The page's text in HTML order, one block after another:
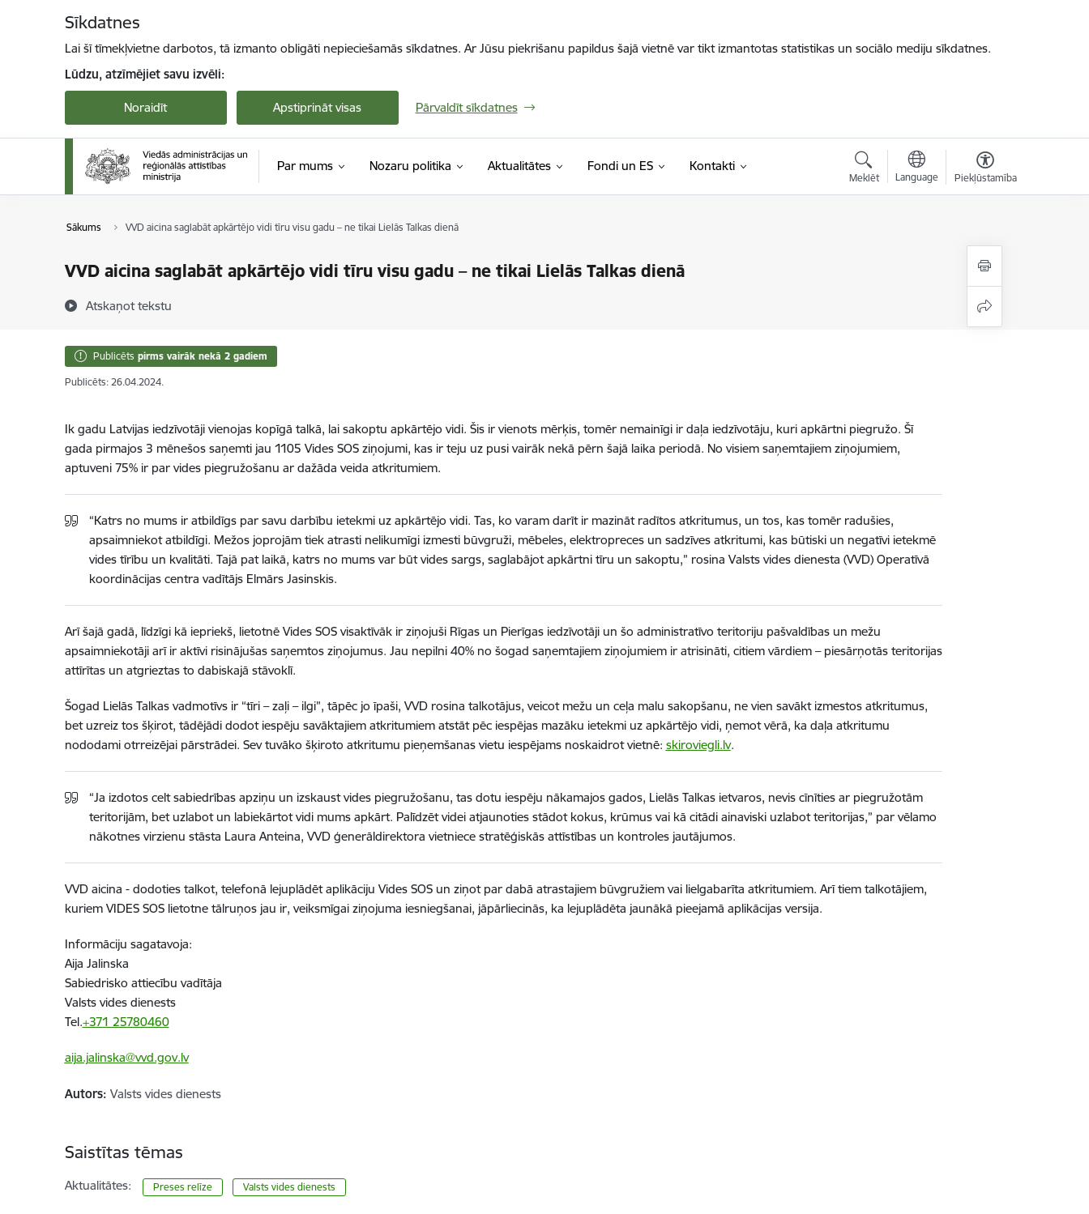
Sīkdatnes
Lai šī tīmekļvietne darbotos, tā izmanto obligāti nepieciešamās sīkdatnes. Ar Jūsu piekrišanu papildus šajā vietnē var tikt izmantotas statistikas un sociālo mediju sīkdatnes.
Lūdzu, atzīmējiet savu izvēli:
Noraidīt Apstiprināt visas Pārvaldīt sīkdatnes
Par mums Nozaru politika Aktualitātes Fondi un ES Kontakti
Meklēt Language Piekļūstamība
Sākums VVD aicina saglabāt apkārtējo vidi tīru visu gadu – ne tikai Lielās Talkas dienā
VVD aicina saglabāt apkārtējo vidi tīru visu gadu – ne tikai Lielās Talkas dienā
Atskaņot tekstu
Publicēts pirms vairāk nekā 2 gadiem
Publicēts: 26.04.2024.
Ik gadu Latvijas iedzīvotāji vienojas kopīgā talkā, lai sakoptu apkārtējo vidi. Šis ir vienots mērķis, tomēr nemainīgi ir daļa iedzīvotāju, kuri apkārtni piegružo. Šī
gada pirmajos 3 mēnešos saņemti jau 1105 Vides SOS ziņojumi, kas ir teju uz pusi vairāk nekā pērn šajā laika periodā. No visiem saņemtajiem ziņojumiem,
aptuveni 75% ir par vides piegružošanu ar dažāda veida atkritumiem.
“Katrs no mums ir atbildīgs par savu darbību ietekmi uz apkārtējo vidi. Tas, ko varam darīt ir mazināt radītos atkritumus, un tos, kas tomēr radušies,
apsaimniekot atbildīgi. Mežos joprojām tiek atrasti nelikumīgi izmesti būvgruži, mēbeles, elektropreces un sadzīves atkritumi, kas būtiski un negatīvi ietekmē
vides tīrību un kvalitāti. Tajā pat laikā, katrs no mums var būt vides sargs, saglabājot apkārtni tīru un sakoptu,” rosina Valsts vides dienesta (VVD) Operatīvā
koordinācijas centra vadītājs Elmārs Jasinskis.
Arī šajā gadā, līdzīgi kā iepriekš, lietotnē Vides SOS visaktīvāk ir ziņojuši Rīgas un Pierīgas iedzīvotāji un šo administratīvo teritoriju pašvaldības un mežu
apsaimniekotāji arī ir aktīvi risinājušas saņemtos ziņojumus. Jau nepilni 40% no šogad saņemtajiem ziņojumiem ir atrisināti, citiem vārdiem – piesārņotās teritorijas
attīrītas un atgrieztas to dabiskajā stāvoklī.
Šogad Lielās Talkas vadmotīvs ir “tīri – zaļi – ilgi”, tāpēc jo īpaši, VVD rosina talkotājus, veicot mežu un ceļa malu sakopšanu, ne vien savākt izmestos atkritumus,
bet uzreiz tos šķirot, tādējādi dodot iespēju savāktajiem atkritumiem atstāt pēc iespējas mazāku ietekmi uz apkārtējo vidi, ņemot vērā, ka daļa atkritumu
nododami otrreizējai pārstrādei. Sev tuvāko šķiroto atkritumu pieņemšanas vietu iespējams noskaidrot vietnē: skiroviegli.lv.
“Ja izdotos celt sabiedrības apziņu un izskaust vides piegružošanu, tas dotu iespēju nākamajos gados, Lielās Talkas ietvaros, nevis cīnīties ar piegružotām
teritorijām, bet uzlabot un labiekārtot vidi mums apkārt. Palīdzēt videi atjaunoties stādot kokus, krūmus vai kā citādi ainaviski uzlabot teritorijas,” par vēlamo
nākotnes virzienu stāsta Laura Anteina, VVD ģenerāldirektora vietniece stratēģiskās attīstības un kontroles jautājumos.
VVD aicina - dodoties talkot, telefonā lejuplādēt aplikāciju Vides SOS un ziņot par dabā atrastajiem būvgružiem vai lielgabarīta atkritumiem. Arī tiem talkotājiem,
kuriem VIDES SOS lietotne tālruņos jau ir, veiksmīgai ziņojuma iesniegšanai, jāpārliecinās, ka lejuplādēta jaunākā pieejamā aplikācijas versija.
Informāciju sagatavoja:
Aija Jalinska
Sabiedrisko attiecību vadītāja
Valsts vides dienests
Tel.+371 25780460
aija.jalinska@vvd.gov.lv
Autors: Valsts vides dienests
Saistītas tēmas
Aktualitātes: Preses relīze Valsts vides dienests